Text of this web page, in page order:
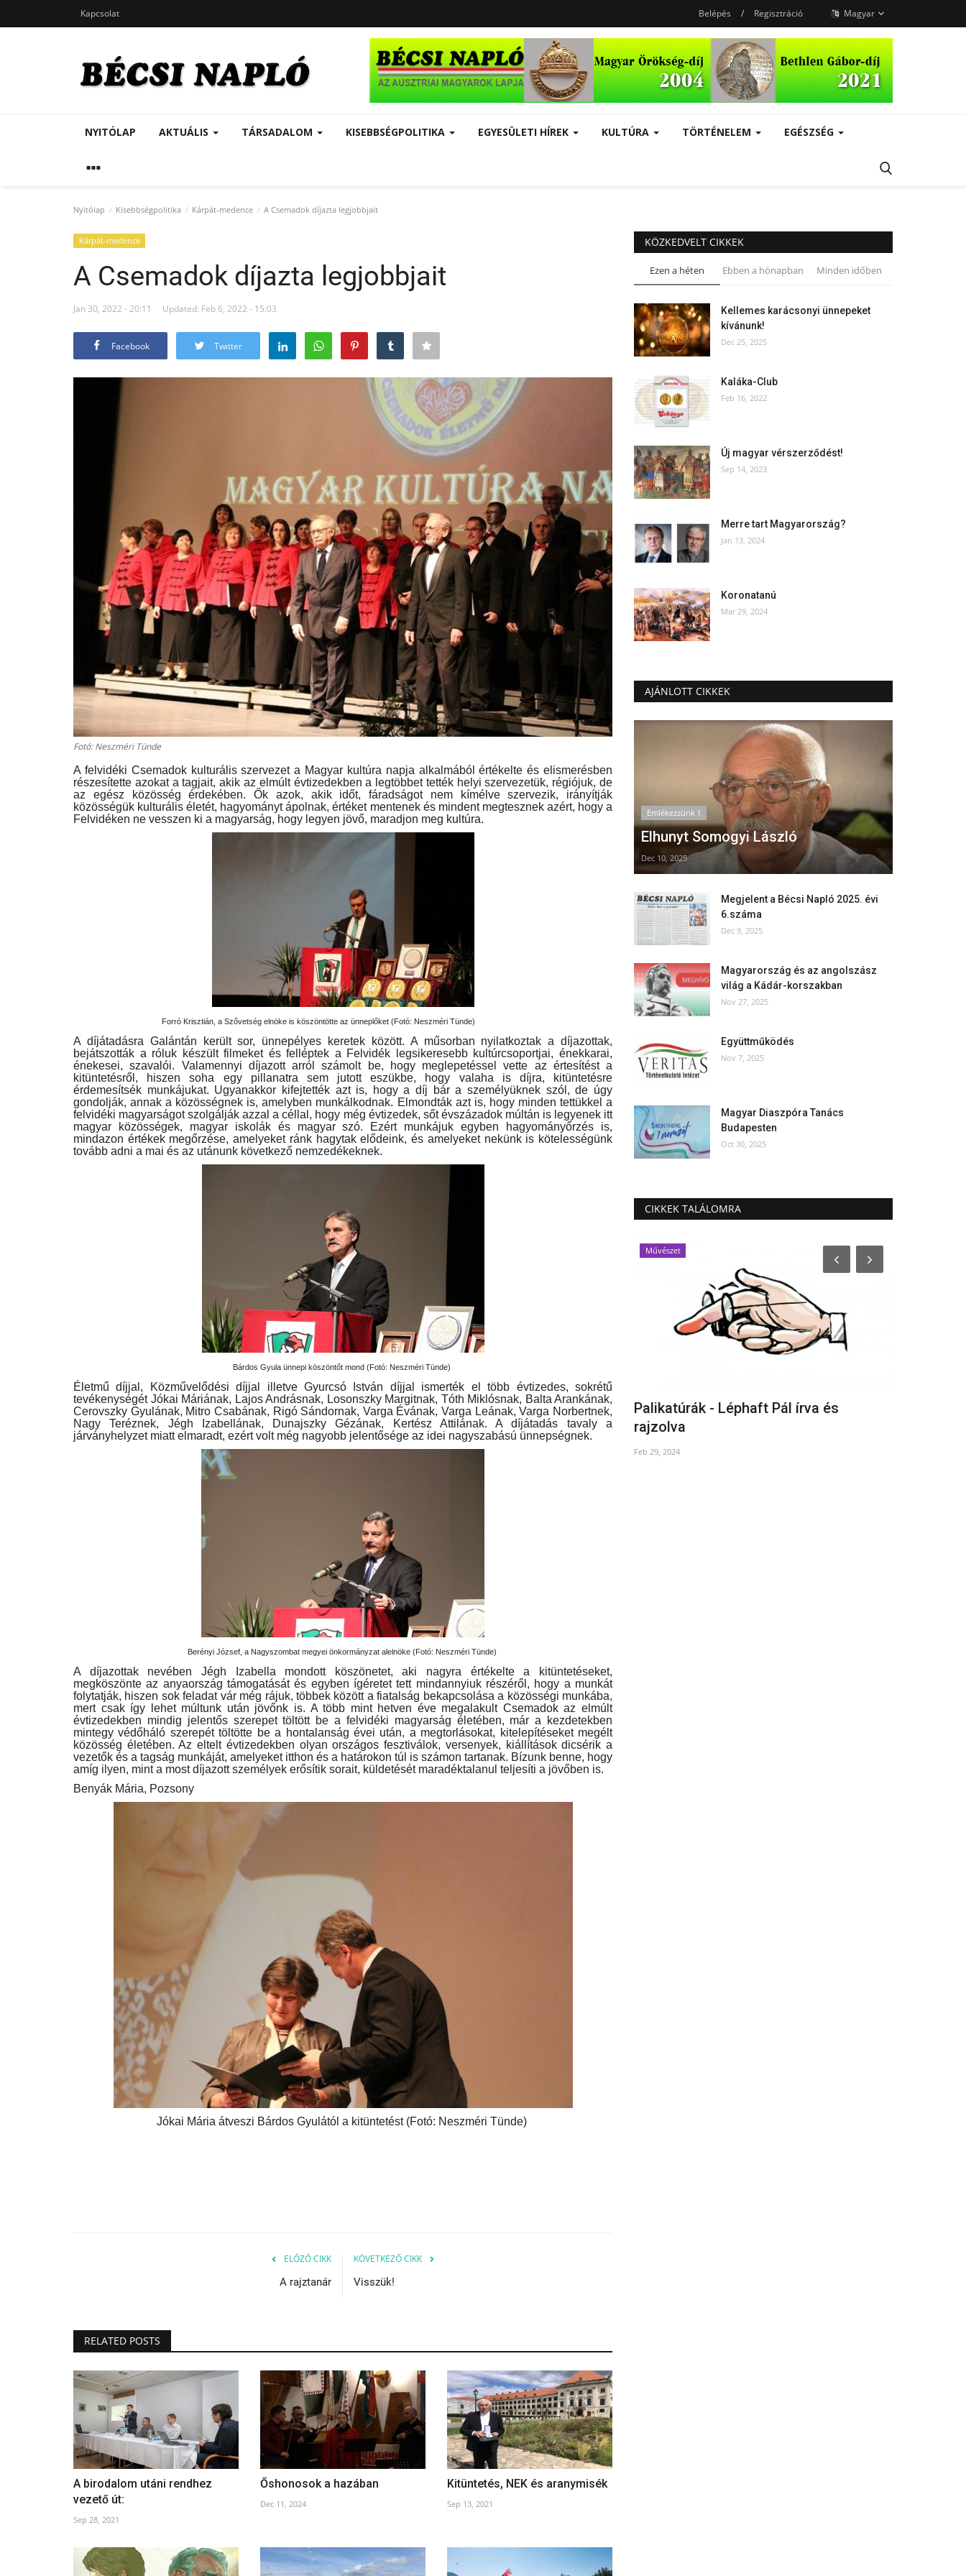
Kapcsolat Belépés / Regisztráció Magyar
NYITÓLAP AKTUÁLIS TÁRSADALOM KISEBBSÉGPOLITIKA EGYESÜLETI HÍREK KULTÚRA TÖRTÉNELEM EGÉSZSÉG
Nyitólap Kisebbségpolitika Kárpát-medence A Csemadok díjazta legjobbjait
Kárpát-medence
A Csemadok díjazta legjobbjait
Jan 30, 2022 - 20:11 Updated: Feb 6, 2022 - 15:03
Facebook Twitter
Fotó: Neszméri Tünde
A felvidéki Csemadok kulturális szervezet a Magyar kultúra napja alkalmából értékelte és elismerésben
részesítette azokat a tagjait, akik az elmúlt évtizedekben a legtöbbet tették helyi szervezetük, régiójuk, de
az egész közösség érdekében. Ők azok, akik időt, fáradságot nem kímélve szervezik, irányítják
közösségük kulturális életét, hagyományt ápolnak, értéket mentenek és mindent megtesznek azért, hogy a
Felvidéken ne vesszen ki a magyarság, hogy legyen jövő, maradjon meg kultúra.
Forró Krisztián, a Szővetség elnöke is köszöntötte az ünneplőket (Fotó: Neszméri Tünde)
A díjátadásra Galántán került sor, ünnepélyes keretek között. A műsorban nyilatkoztak a díjazottak,
bejátszották a róluk készült filmeket és felléptek a Felvidék legsikeresebb kultúrcsoportjai, énekkarai,
énekesei, szavalói. Valamennyi díjazott arról számolt be, hogy meglepetéssel vette az értesítést a
kitüntetésről, hiszen soha egy pillanatra sem jutott eszükbe, hogy valaha is díjra, kitüntetésre
érdemesítsék munkájukat. Ugyanakkor kifejtették azt is, hogy a díj bár a személyüknek szól, de úgy
gondolják, annak a közösségnek is, amelyben munkálkodnak. Elmondták azt is, hogy minden tettükkel a
felvidéki magyarságot szolgálják azzal a céllal, hogy még évtizedek, sőt évszázadok múltán is legyenek itt
magyar közösségek, magyar iskolák és magyar szó. Ezért munkájuk egyben hagyományőrzés is,
mindazon értékek megőrzése, amelyeket ránk hagytak elődeink, és amelyeket nekünk is kötelességünk
tovább adni a mai és az utánunk következő nemzedékeknek.
Bárdos Gyula ünnepi köszöntőt mond (Fotó: Neszméri Tünde)
Életmű díjjal, Közművelődési díjjal illetve Gyurcsó István díjjal ismerték el több évtizedes, sokrétű
tevékenységét Jókai Máriának, Lajos Andrásnak, Losonszky Margitnak, Tóth Miklósnak, Balta Arankának,
Cerovszky Gyulának, Mitro Csabának, Rigó Sándornak, Varga Évának, Varga Leának, Varga Norbertnek,
Nagy Teréznek, Jégh Izabellának, Dunajszky Gézának, Kertész Attilának. A díjátadás tavaly a
járványhelyzet miatt elmaradt, ezért volt még nagyobb jelentősége az idei nagyszabású ünnepségnek.
Berényi József, a Nagyszombat megyei önkormányzat alelnöke (Fotó: Neszméri Tünde)
A díjazottak nevében Jégh Izabella mondott köszönetet, aki nagyra értékelte a kitüntetéseket,
megköszönte az anyaország támogatását és egyben ígéretet tett mindannyiuk részéről, hogy a munkát
folytatják, hiszen sok feladat vár még rájuk, többek között a fiatalság bekapcsolása a közösségi munkába,
mert csak így lehet múltunk után jövőnk is. A több mint hetven éve megalakult Csemadok az elmúlt
évtizedekben mindig jelentős szerepet töltött be a felvidéki magyarság életében, már a kezdetekben
mintegy védőháló szerepét töltötte be a hontalanság évei után, a megtorlásokat, kitelepítéseket megélt
közösség életében. Az eltelt évtizedekben olyan országos fesztiválok, versenyek, kiállítások dicsérik a
vezetők és a tagság munkáját, amelyeket itthon és a határokon túl is számon tartanak. Bízunk benne, hogy
amíg ilyen, mint a most díjazott személyek erősítik sorait, küldetését maradéktalanul teljesíti a jövőben is.
Benyák Mária, Pozsony
Jókai Mária átveszi Bárdos Gyulától a kitüntetést (Fotó: Neszméri Tünde)
ELŐZŐ CIKK
A rajztanár
KÖVETKEZŐ CIKK
Visszük!
RELATED POSTS
A birodalom utáni rendhez
vezető út:
Sep 28, 2021
Őshonosok a hazában
Dec 11, 2024
Kitüntetés, NEK és aranymisék
Sep 13, 2021
KÖZKEDVELT CIKKEK
Ezen a héten Ebben a hónapban Minden időben
Kellemes karácsonyi ünnepeket
kívánunk!
Dec 25, 2025
Kaláka-Club
Feb 16, 2022
Új magyar vérszerződést!
Sep 14, 2023
Merre tart Magyarország?
Jan 13, 2024
Koronatanú
Mar 29, 2024
AJÁNLOTT CIKKEK
Emlékezzünk †
Elhunyt Somogyi László
Dec 10, 2025
Megjelent a Bécsi Napló 2025. évi
6.száma
Dec 9, 2025
Magyarország és az angolszász
világ a Kádár-korszakban
Nov 27, 2025
Együttműködés
Nov 7, 2025
Magyar Diaszpóra Tanács
Budapesten
Oct 30, 2025
CIKKEK TALÁLOMRA
Emlékezzünk az emlékezésre!
Oct 25, 2021
Kellemes karácsonyi ünnepeket
kívánunk!
Dec 25, 2025
Művészet
Palikatúrák - Léphaft Pál írva és
rajzolva
Feb 29, 2024